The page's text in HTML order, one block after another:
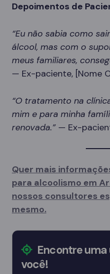
Depoimentos de
“Eu não sabia como
álcool, mas com o
meus familiares,
— Ex-paciente, [Nome
“O tratamento na
mim e para minha
renovada.” — Ex-
Quer mais
para alcoolismo em
nossos consultores
mesmo.
Encontre
você!